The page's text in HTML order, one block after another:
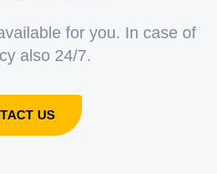
for you. In case of
also 24/7.
US